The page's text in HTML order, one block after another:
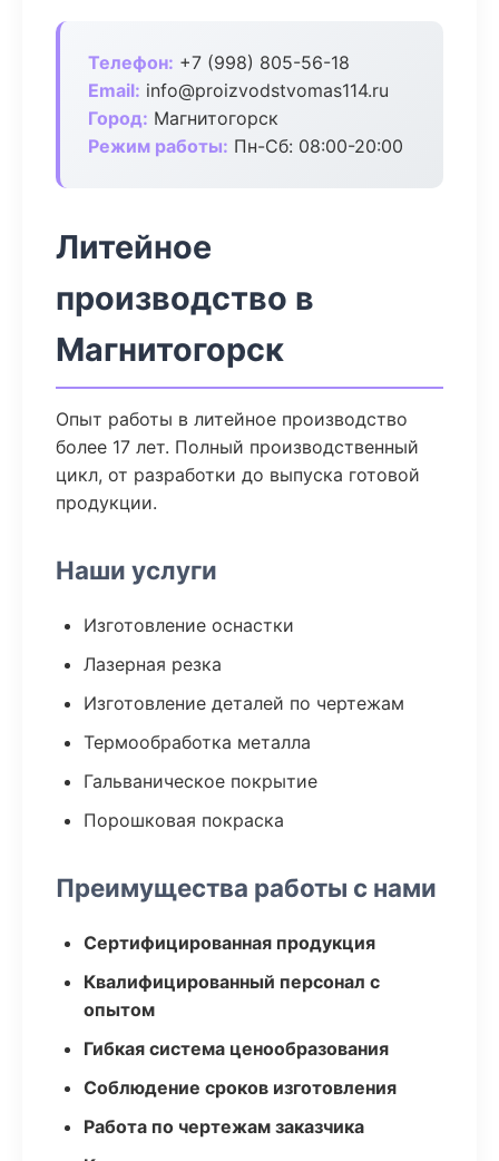
Телефон: +7 (998) 805-56-18
Email: info@proizvodstvomas114.ru
Город: Магнитогорск
Режим работы: Пн-Сб: 08:00-20:00
Литейное
производство в
Магнитогорск
Опыт работы в литейное производство
более 17 лет. Полный производственный
цикл, от разработки до выпуска готовой
продукции.
Наши услуги
Изготовление оснастки
Лазерная резка
Изготовление деталей по чертежам
Термообработка металла
Гальваническое покрытие
Порошковая покраска
Преимущества работы с нами
Сертифицированная продукция
Квалифицированный персонал с
опытом
Гибкая система ценообразования
Соблюдение сроков изготовления
Работа по чертежам заказчика